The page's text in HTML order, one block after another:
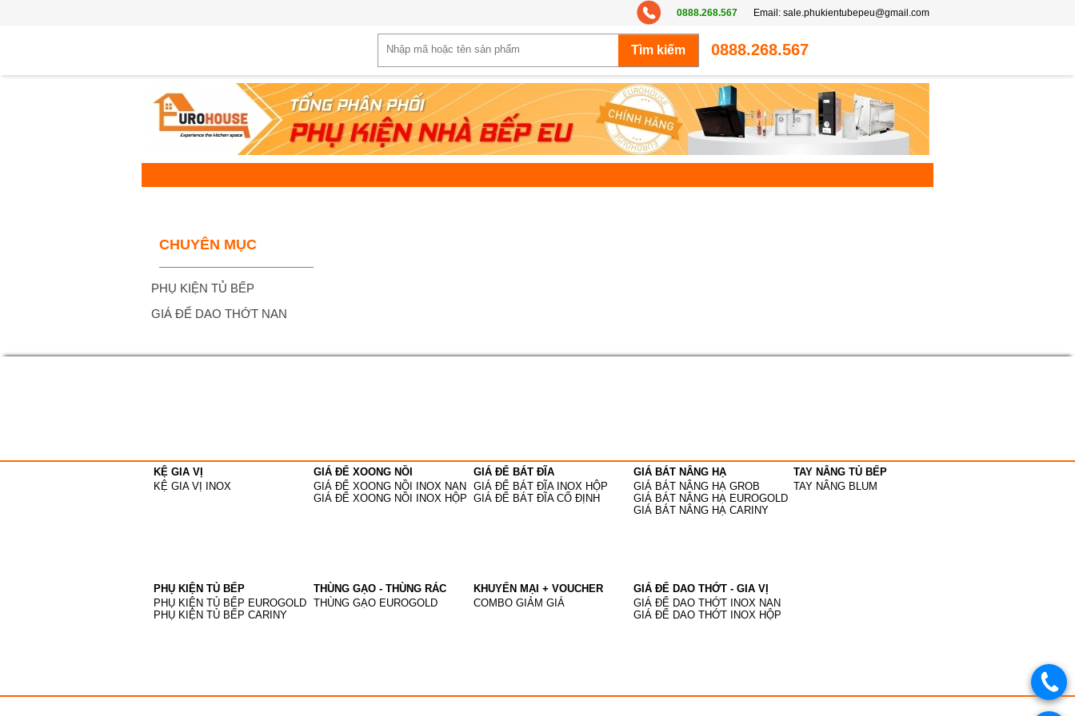
0888.268.567 Email: sale.phukientubepeu@gmail.com
0888.268.567
CHUYÊN MỤC
PHỤ KIỆN TỦ BẾP
GIÁ ĐỂ DAO THỚT NAN
KỆ GIA VỊ
KỆ GIA VỊ INOX
GIÁ ĐỂ XOONG NỒI
GIÁ ĐỂ XOONG NỒI INOX NAN
GIÁ ĐỂ XOONG NỒI INOX HỘP
GIÁ ĐỂ BÁT ĐĨA
GIÁ ĐỂ BÁT ĐĨA INOX HỘP
GIÁ ĐỂ BÁT ĐĨA CỐ ĐỊNH
GIÁ BÁT NÂNG HẠ
GIÁ BÁT NÂNG HẠ GROB
GIÁ BÁT NÂNG HẠ EUROGOLD
GIÁ BÁT NÂNG HẠ CARINY
TAY NÂNG TỦ BẾP
TAY NÂNG BLUM
PHỤ KIỆN TỦ BẾP
PHỤ KIỆN TỦ BẾP EUROGOLD
PHỤ KIỆN TỦ BẾP CARINY
THÙNG GẠO - THÙNG RÁC
THÙNG GẠO EUROGOLD
KHUYẾN MẠI + VOUCHER
COMBO GIẢM GIÁ
GIÁ ĐỂ DAO THỚT - GIA VỊ
GIÁ ĐỂ DAO THỚT INOX NAN
GIÁ ĐỂ DAO THỚT INOX HỘP